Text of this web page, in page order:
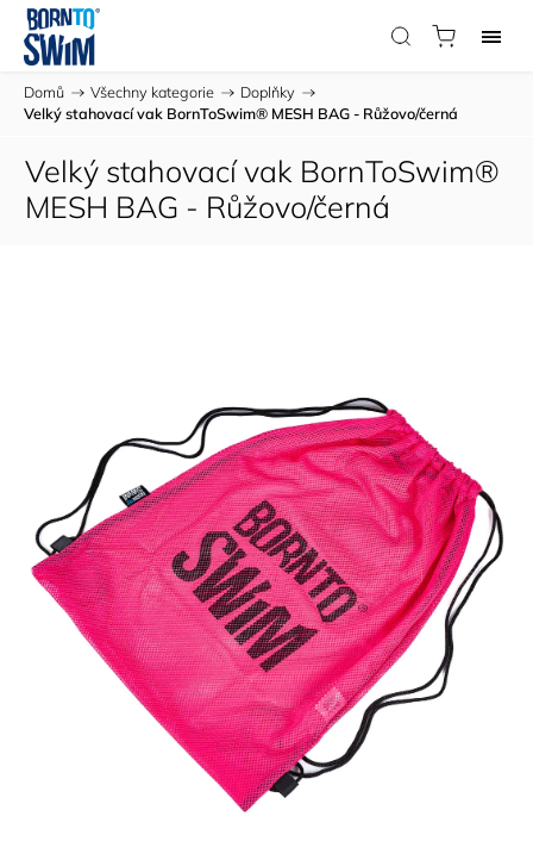
Domů / Všechny kategorie / Doplňky /
Velký stahovací vak BornToSwim® MESH BAG - Růžovo/černá
Velký stahovací vak BornToSwim®
MESH BAG - Růžovo/černá